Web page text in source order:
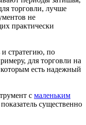
торговли, лучше
не
практически
стратегию, по
для торговли на
есть надежный
с маленьким
существенно